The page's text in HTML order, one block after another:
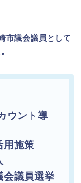
市議会議員として
ウント導
用施策
会議員選挙